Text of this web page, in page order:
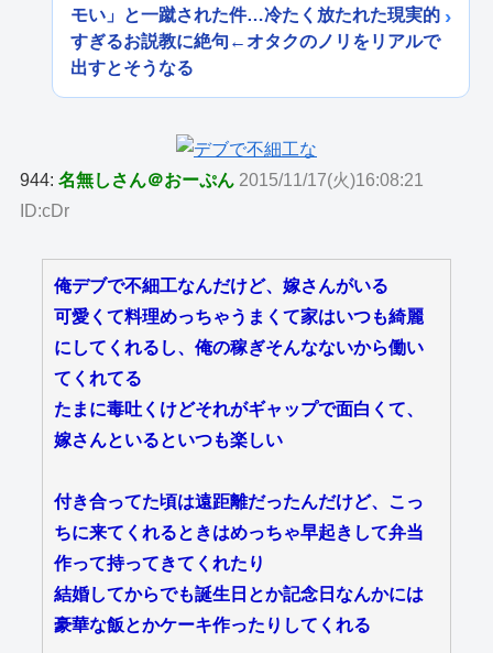
モい」と一蹴された件…冷たく放たれた現実的
すぎるお説教に絶句←オタクのノリをリアルで
出すとそうなる
944:名無しさん＠おーぷん 2015/11/17(火)16:08:21
ID:cDr
俺デブで不細工なんだけど、嫁さんがいる
可愛くて料理めっちゃうまくて家はいつも綺麗
にしてくれるし、俺の稼ぎそんなないから働い
てくれてる
たまに毒吐くけどそれがギャップで面白くて、
嫁さんといるといつも楽しい
付き合ってた頃は遠距離だったんだけど、こっ
ちに来てくれるときはめっちゃ早起きして弁当
作って持ってきてくれたり
結婚してからでも誕生日とか記念日なんかには
豪華な飯とかケーキ作ったりしてくれる